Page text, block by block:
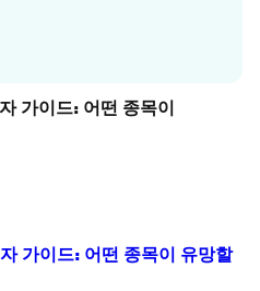
가이드: 어떤 종목이
가이드: 어떤 종목이 유망할